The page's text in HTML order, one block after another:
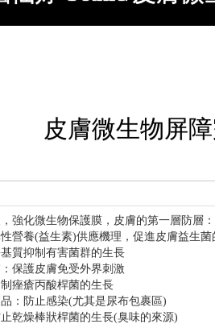
皮膚微生物屏
強化微生物保護膜，皮膚的第一層防層：
性營養(益生素)供應機理，促進皮膚益生菌
質抑制有害菌群的生長
保護皮膚免受外界刺激
痤瘡丙酸桿菌的生長
品：防止感染(尤其是尿布包裹區)
止乾燥棒狀桿菌的生長(臭味的來源)